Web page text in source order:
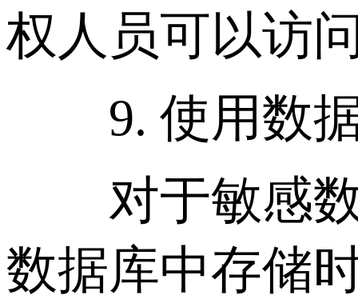
权人员可以访
9. 使用数据
对于敏感数
数据库中存储